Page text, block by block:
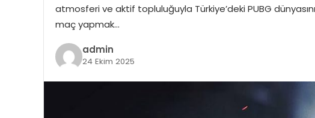
atmosferi ve aktif topluluğuyla Türkiye’deki PUBG
maç yapmak…
admin
24 Ekim 2025